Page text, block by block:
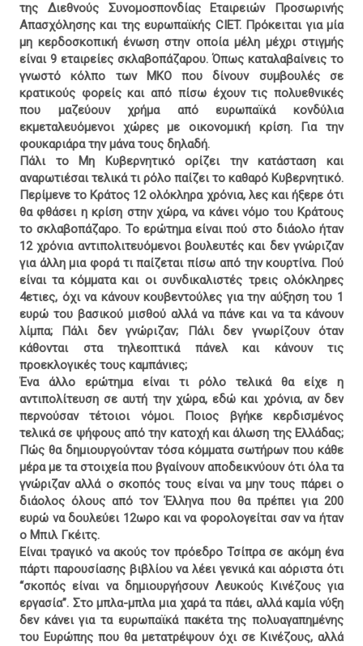
της Διεθνούς Συνομοσπονδίας Εταιρειών Προσωρινής
Απασχόλησης και της ευρωπαϊκής CIET. Πρόκειται για μία
μη κερδοσκοπική ένωση στην οποία μέλη μέχρι στιγμής
είναι 9 εταιρείες σκλαβοπάζαρου. Όπως καταλαβαίνεις το
γνωστό κόλπο των ΜΚΟ που δίνουν συμβουλές σε
κρατικούς φορείς και από πίσω έχουν τις πολυεθνικές
που μαζεύουν χρήμα από ευρωπαϊκά κονδύλια
εκμεταλευόμενοι χώρες με οικονομική κρίση. Για την
φουκαριάρα την μάνα τους δηλαδή.
Πάλι το Μη Κυβερνητικό ορίζει την κατάσταση και
αναρωτιέσαι τελικά τι ρόλο παίζει το καθαρό Κυβερνητικό.
Περίμενε το Κράτος 12 ολόκληρα χρόνια, λες και ήξερε ότι
θα φθάσει η κρίση στην χώρα, να κάνει νόμο του Κράτους
το σκλαβοπάζαρο. Το ερώτημα είναι πού στο διάολο ήταν
12 χρόνια αντιπολιτευόμενοι βουλευτές και δεν γνώριζαν
για άλλη μια φορά τι παίζεται πίσω από την κουρτίνα. Πού
είναι τα κόμματα και οι συνδικαλιστές τρεις ολόκληρες
4ετιες, όχι να κάνουν κουβεντούλες για την αύξηση του 1
ευρώ του βασικού μισθού αλλά να πάνε και να τα κάνουν
λίμπα; Πάλι δεν γνώριζαν; Πάλι δεν γνωρίζουν όταν
κάθονται στα τηλεοπτικά πάνελ και κάνουν τις
προεκλογικές τους καμπάνιες;
Ένα άλλο ερώτημα είναι τι ρόλο τελικά θα είχε η
αντιπολίτευση σε αυτή την χώρα, εδώ και χρόνια, αν δεν
περνούσαν τέτοιοι νόμοι. Ποιος βγήκε κερδισμένος
τελικά σε ψήφους από την κατοχή και άλωση της Ελλάδας;
Πώς θα δημιουργούνταν τόσα κόμματα σωτήρων που κάθε
μέρα με τα στοιχεία που βγαίνουν αποδεικνύουν ότι όλα τα
γνώριζαν αλλά ο σκοπός τους είναι να μην τους πάρει ο
διάολος όλους από τον Έλληνα που θα πρέπει για 200
ευρώ να δουλεύει 12ωρο και να φορολογείται σαν να ήταν
ο Μπιλ Γκέιτς.
Είναι τραγικό να ακούς τον πρόεδρο Τσίπρα σε ακόμη ένα
πάρτι παρουσίασης βιβλίου να λέει γενικά και αόριστα ότι
“σκοπός είναι να δημιουργήσουν Λευκούς Κινέζους για
εργασία”. Στο μπλα-μπλα μια χαρά τα πάει, αλλά καμία νύξη
δεν κάνει για τα ευρωπαϊκά πακέτα της πολυαγαπημένης
του Ευρώπης που θα μετατρέψουν όχι σε Κινέζους, αλλά